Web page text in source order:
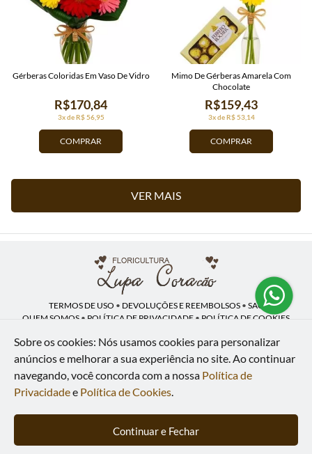
COMPRAR
3x de R$ 56,95
R$170,84
Gérberas Coloridas Em Vaso De Vidro
COMPRAR
3x de R$ 53,14
R$159,43
Mimo De Gérberas Amarela Com
Chocolate
VER MAIS
TERMOS DE USO • DEVOLUÇÕES E REEMBOLSOS • SAC
QUEM SOMOS • POLÍTICA DE PRIVACIDADE • POLÍTICA DE COOKIES
Lupa Coração | CNPJ: 16.883.558/0001-00
Av. Heliópolis, 946 - Lj A - Heliópolis - Belford Roxo - RJ - 26120-300
WhatsApp: (21) 97591-5498 | Telefone: (21) 9 7591-5498
© 2024-2026 - Todos os direitos reservados - Desenvolvido por
Inteligentes
Sobre os cookies: Nós usamos cookies para personalizar
anúncios e melhorar a sua experiência no site.Ao continuar
navegando, você concorda com a nossa Política de
Privacidadee Política de Cookies.
Continuar e Fechar